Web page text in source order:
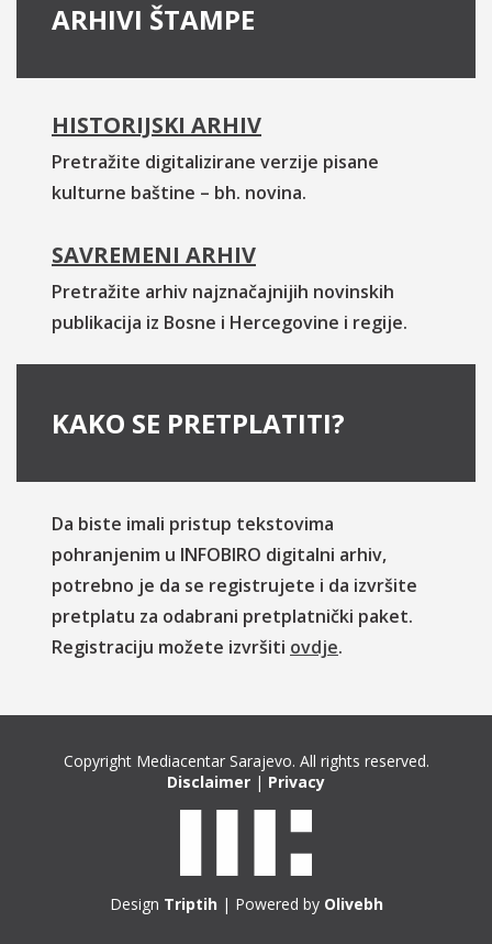
ARHIVI ŠTAMPE
HISTORIJSKI ARHIV
Pretražite digitalizirane verzije pisane
kulturne baštine – bh. novina.
SAVREMENI ARHIV
Pretražite arhiv najznačajnijih novinskih
publikacija iz Bosne i Hercegovine i regije.
KAKO SE PRETPLATITI?
Da biste imali pristup tekstovima
pohranjenim u INFOBIRO digitalni arhiv,
potrebno je da se registrujete i da izvršite
pretplatu za odabrani pretplatnički paket.
Registraciju možete izvršiti ovdje.
Copyright Mediacentar Sarajevo. All rights reserved.
Disclaimer | Privacy
Design Triptih| Powered by Olivebh